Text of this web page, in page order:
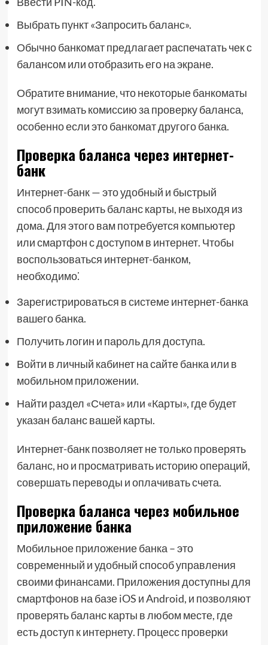
Выбрать пункт «Запросить баланс».
Обычно банкомат предлагает распечатать чек с
балансом или отобразить его на экране.
Обратите внимание, что некоторые банкоматы
могут взимать комиссию за проверку баланса,
особенно если это банкомат другого банка.
Проверка баланса через интернет-
банк
Интернет-банк — это удобный и быстрый
способ проверить баланс карты, не выходя из
дома. Для этого вам потребуется компьютер
или смартфон с доступом в интернет. Чтобы
воспользоваться интернет-банком,
необходимо⁚
Зарегистрироваться в системе интернет-банка
вашего банка.
Получить логин и пароль для доступа.
Войти в личный кабинет на сайте банка или в
мобильном приложении.
Найти раздел «Счета» или «Карты», где будет
указан баланс вашей карты.
Интернет-банк позволяет не только проверять
баланс, но и просматривать историю операций,
совершать переводы и оплачивать счета.
Проверка баланса через мобильное
приложение банка
Мобильное приложение банка – это
современный и удобный способ управления
своими финансами. Приложения доступны для
смартфонов на базе iOS и Android, и позволяют
проверять баланс карты в любом месте, где
есть доступ к интернету. Процесс проверки